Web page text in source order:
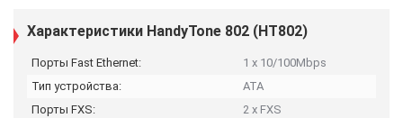
Характеристики HandyTone 802 (HT802)
Порты Fast Ethernet:
1 x 10/100Mbps
Тип устройства:
АТА
Порты FXS:
2 x FXS